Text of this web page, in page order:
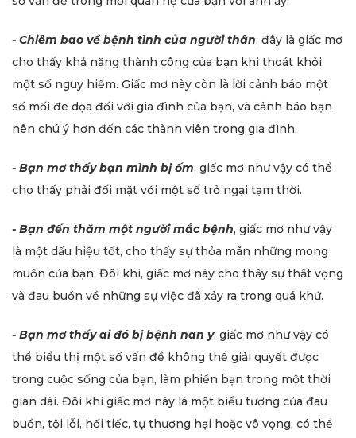
- Chiêm bao về bệnh tình của người thân, đây là giấc mơ
cho thấy khả năng thành công của bạn khi thoát khỏi
một số nguy hiểm. Giấc mơ này còn là lời cảnh báo một
số mối đe dọa đối với gia đình của bạn, và cảnh báo bạn
nên chú ý hơn đến các thành viên trong gia đình.
- Bạn mơ thấy bạn mình bị ốm, giấc mơ như vậy có thể
cho thấy phải đối mặt với một số trở ngại tạm thời.
- Bạn đến thăm một người mắc bệnh, giấc mơ như vậy
là một dấu hiệu tốt, cho thấy sự thỏa mãn những mong
muốn của bạn. Đôi khi, giấc mơ này cho thấy sự thất vọng
và đau buồn về những sự việc đã xảy ra trong quá khứ.
- Bạn mơ thấy ai đó bị bệnh nan y, giấc mơ như vậy có
thể biểu thị một số vấn đề không thể giải quyết được
trong cuộc sống của bạn, làm phiền bạn trong một thời
gian dài. Đôi khi giấc mơ này là một biểu tượng của đau
buồn, tội lỗi, hối tiếc, tự thương hại hoặc vô vọng, có thể